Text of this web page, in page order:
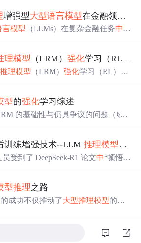
增强型大型语言模型在金融领域的可迁移性
言模型 （LLMs）在复杂金融任务中 的
融术语的理解、长上下文的处理以及
析。
理模型 （LRM）强化学习（RL）综述（114页）
推理模型 （LRM）强化学习（RL）”
疗这些复杂问题，还梳理了现在的
向。
型的强化学习综述
的基础性与仍具争议的问题（§
这些问题值得进一步探索以推动 RL
了 RL 在多种任务中 的应用（§
§6.6）。
训练增强技术--LLM推理模型 的现
受到了 DeepSeek-R1 论文中“顿悟时
That’s an aha moment I can flag her
强化学习可以诱导 LLM 产生推理
型推理之路
的成功不仅推动了大型推理模型的研
生成
，还需要能够进行逻辑推